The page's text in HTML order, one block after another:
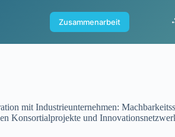
Zusammenarbeit
mit Industrieunternehmen:
und